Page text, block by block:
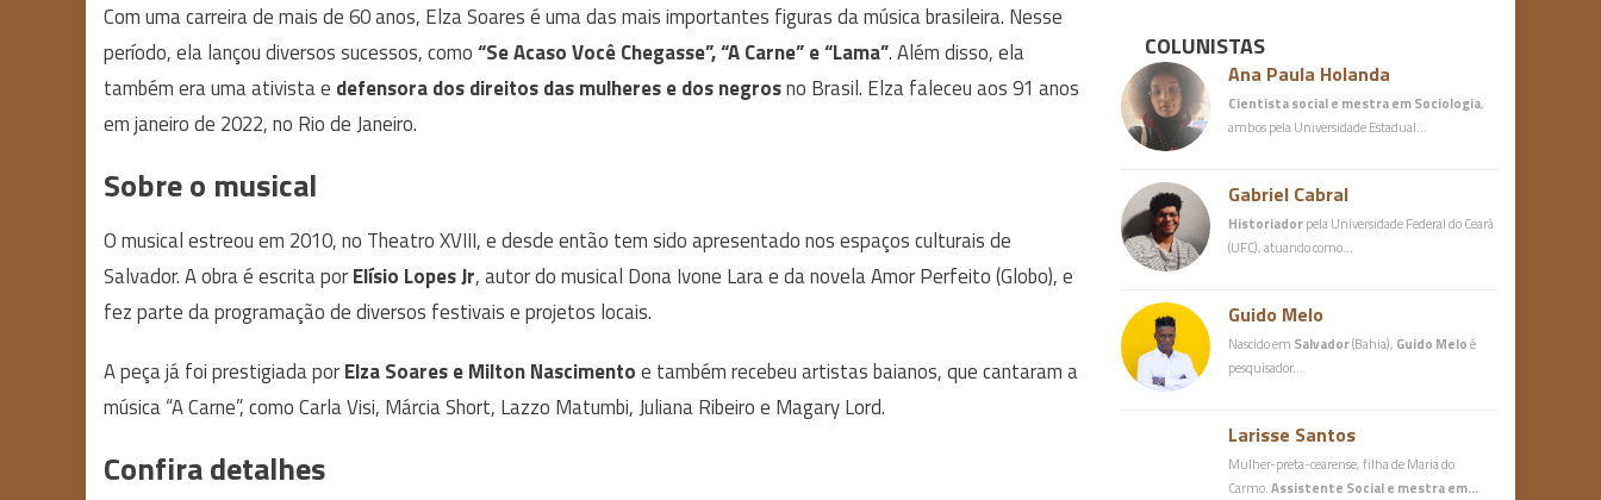
Com uma carreira de mais de 60 anos, Elza Soares é uma das mais importantes figuras da música brasileira. Nesse
período, ela lançou diversos sucessos, como“Se Acaso Você Chegasse”, “A Carne” e “Lama”. Além disso, ela
também era uma ativista e defensora dos direitos das mulheres e dos negrosno Brasil. Elza faleceu aos 91 anos
em janeiro de 2022, no Rio de Janeiro.
Sobre o musical
O musical estreou em 2010, no Theatro XVIII, e desde então tem sido apresentado nos espaços culturais de
Salvador. A obra é escrita porElísio Lopes Jr, autor do musical Dona Ivone Lara e da novela Amor Perfeito (Globo), e
fez parte da programação de diversos festivais e projetos locais.
A peça já foi prestigiada porElza Soares e Milton Nascimentoe também recebeu artistas baianos, que cantaram a
música “A Carne”, como Carla Visi, Márcia Short, Lazzo Matumbi, Juliana Ribeiro e Magary Lord.
Confira detalhes
COLUNISTAS
Ana Paula Holanda
Cientista social e mestra em Sociologia,
ambos pela Universidade Estadual…
Gabriel Cabral
Historiadorpela Universidade Federal do Ceará
(UFC), atuando como…
Guido Melo
Nascido em Salvador(Bahia), Guido Meloé
pesquisador…
Larisse Santos
Mulher-preta-cearense, filha de Maria do
Carmo.Assistente Social e mestra em…